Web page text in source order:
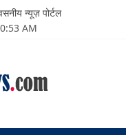
न्यूज़ पोर्टल
AM